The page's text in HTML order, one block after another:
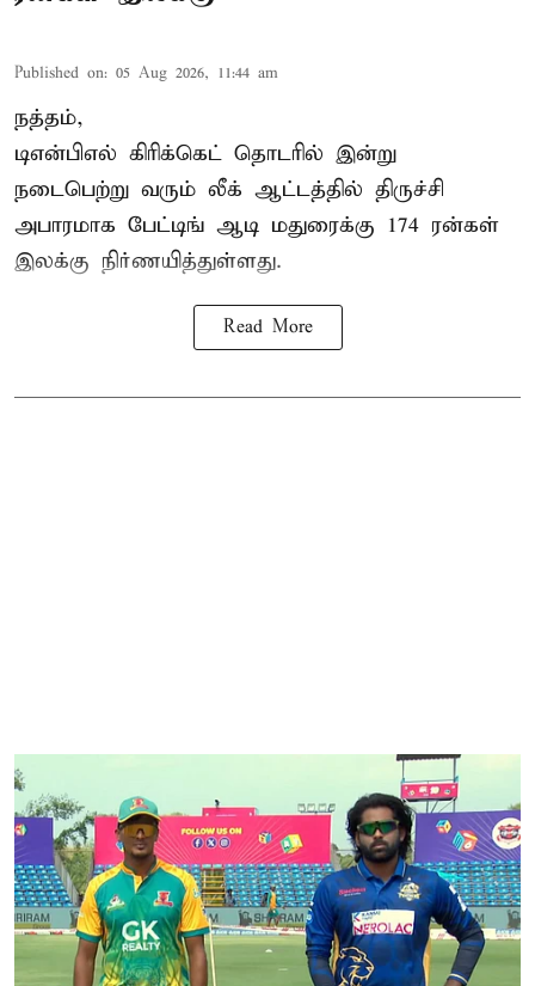
Published on: 05 Aug 2026, 11:44 am
நத்தம்,
டிஎன்பிஎல் கிரிக்கெட் தொடரில் இன்று
நடைபெற்று வரும் லீக் ஆட்டத்தில் திருச்சி
அபாரமாக பேட்டிங் ஆடி மதுரைக்கு 174 ரன்கள்
இலக்கு நிர்ணயித்துள்ளது.
Read More